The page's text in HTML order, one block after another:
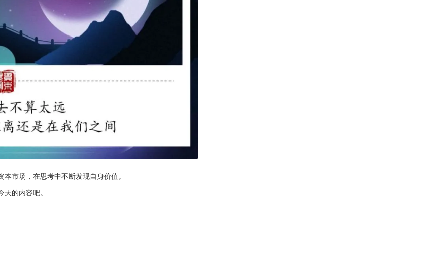
市场，在思考中不断发现自身价值。
的内容吧。